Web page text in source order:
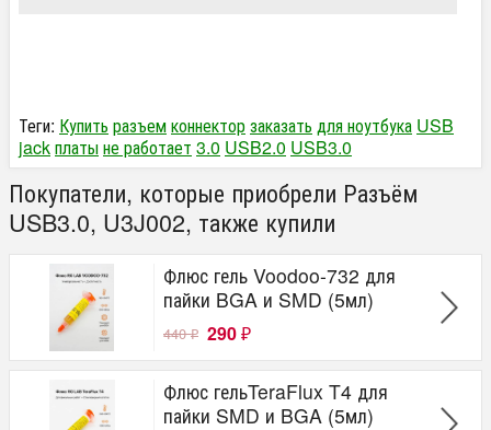
Теги: Купить разъемконнекторзаказать для ноутбука USB
jackплатыне работает 3.0 USB2.0 USB3.0
Покупатели, которые приобрели Разъём
USB3.0, U3J002, также купили
Флюс гель Voodoo-732 для
пайки BGA и SMD (5мл)
440₽ 290 ₽
Флюс гельTeraFlux T4 для
пайки SMD и BGA (5мл)